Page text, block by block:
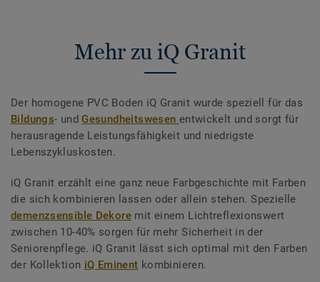
Mehr zu iQ Granit
Der homogene PVC Boden iQ Granit wurde speziell für das
Bildungs- undGesundheitswesen entwickelt und sorgt für
herausragende Leistungsfähigkeit und niedrigste
Lebenszykluskosten.
iQ Granit erzählt eine ganz neue Farbgeschichte mit Farben
die sich kombinieren lassen oder allein stehen. Spezielle
demenzsensible Dekoremit einem Lichtreflexionswert
zwischen 10-40% sorgen für mehr Sicherheit in der
Seniorenpflege. iQ Granit lässt sich optimal mit den Farben
der Kollektion iQ Eminent kombinieren.